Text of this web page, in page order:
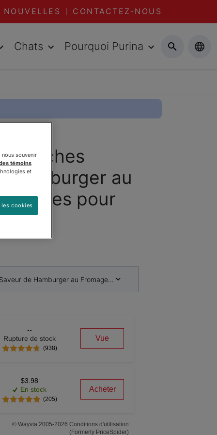
NOUVELLES CONTACTEZ-NOUS
Chats Pourquoi Purina
Tranches
Hamburger au
pour
de Hamburger au Fromage Gâteries pour Chiens
--
Rupture de stock
(938)
Vue
$3.98
En stock
(205)
Acheter
© Wayvia 2005-2026 Conditions d'utilisation
(Formerly PriceSpider)
nous souvenir
témoins
et
cookies